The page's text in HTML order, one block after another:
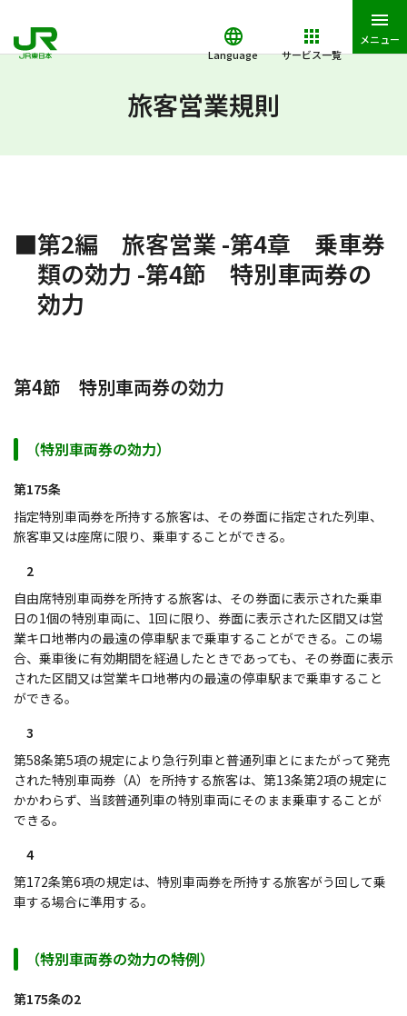
Language サービス一覧
メニュー
旅客営業規則
■第2編 旅客営業 -第4章 乗車券
類の効力 -第4節 特別車両券の
効力
第4節 特別車両券の効力
（特別車両券の効力）
第175条
指定特別車両券を所持する旅客は、その券面に指定された列車、
旅客車又は座席に限り、乗車することができる。
2
自由席特別車両券を所持する旅客は、その券面に表示された乗車
日の1個の特別車両に、1回に限り、券面に表示された区間又は営
業キロ地帯内の最遠の停車駅まで乗車することができる。この場
合、乗車後に有効期間を経過したときであっても、その券面に表示
された区間又は営業キロ地帯内の最遠の停車駅まで乗車すること
ができる。
3
第58条第5項の規定により急行列車と普通列車とにまたがって発売
された特別車両券（A）を所持する旅客は、第13条第2項の規定に
かかわらず、当該普通列車の特別車両にそのまま乗車することが
できる。
4
第172条第6項の規定は、特別車両券を所持する旅客がう回して乗
車する場合に準用する。
（特別車両券の効力の特例）
第175条の2